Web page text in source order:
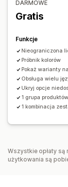
Zapasy
Powiadomienia
Wyświetlanie
Automatyczne
DARMOWE
Gratis
Funkcje
Nieograniczona
Próbnik kolorów
Pokaż warianty
Obsługa wielu
Ukryj opcje
1 grupa produktów
1 kombinacja
Wszystkie opłaty są
użytkowania są